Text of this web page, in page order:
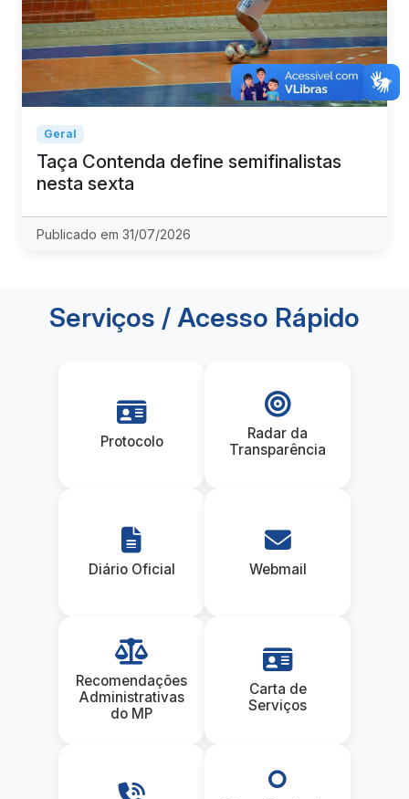
Geral
Taça Contenda define semifinalistas
nesta sexta
Publicado em 31/07/2026
Serviços / Acesso Rápido
Protocolo
Radar da
Transparência
Diário Oficial Webmail
Recomendações
Administrativas
do MP
Carta de
Serviços